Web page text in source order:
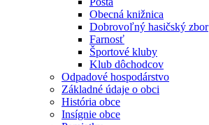
Obecná knižnica
Dobrovoľný hasičský zbor
Farnosť
Športové kluby
Klub dôchodcov
Odpadové hospodárstvo
Základné údaje o obci
História obce
Insígnie obce